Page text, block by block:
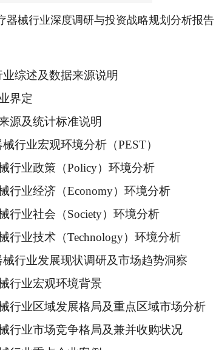
器械行业深度调研与投资战略规划分析报告
综述及数据来源说明
界定
源及统计标准说明
行业宏观环境分析（PEST）
行业政策（Policy）环境分析
行业经济（Economy）环境分析
行业社会（Society）环境分析
行业技术（Technology）环境分析
行业发展现状调研及市场趋势洞察
行业宏观环境背景
行业区域发展格局及重点区域市场分析
行业市场竞争格局及兼并收购状况